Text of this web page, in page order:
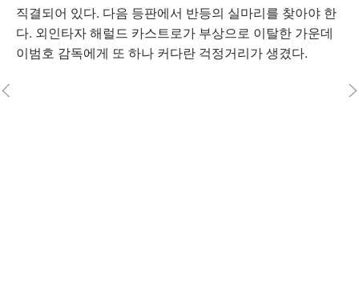
직결되어 있다. 다음 등판에서 반등의 실마리를 찾아야 한
다. 외인타자 해럴드 카스트로가 부상으로 이탈한 가운데
이범호 감독에게 또 하나 커다란 걱정거리가 생겼다.